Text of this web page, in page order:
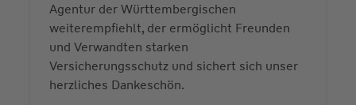
Agentur der Württembergischen
weiterempfiehlt, der ermöglicht Freunden
und Verwandten starken
Versicherungsschutz und sichert sich unser
herzliches Dankeschön.